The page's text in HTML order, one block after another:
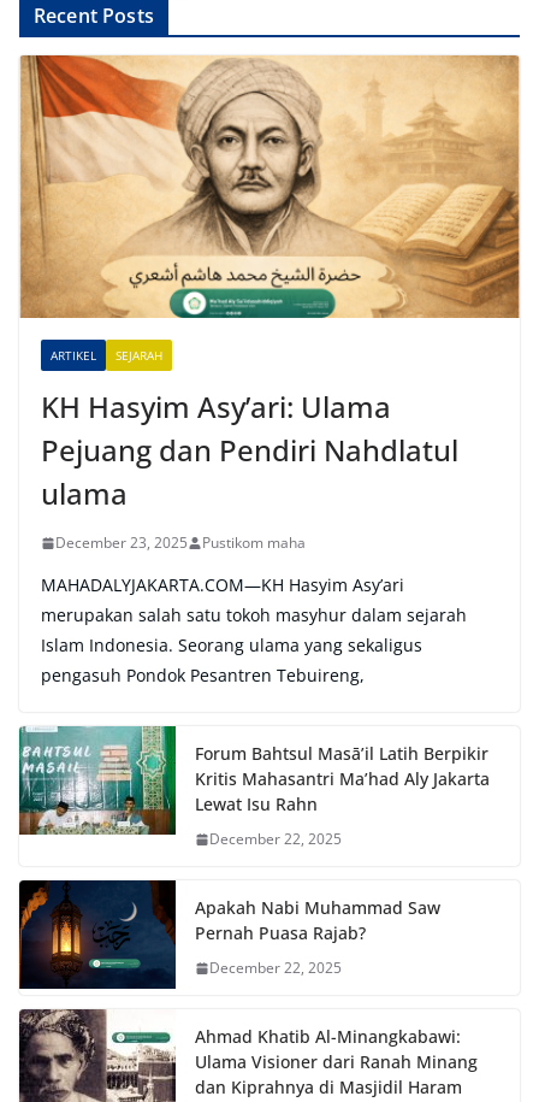
l
a
t
i
v
Recent Posts
ARTIKEL SEJARAH
KH Hasyim Asy’ari: Ulama
Pejuang dan Pendiri Nahdlatul
ulama
December 23, 2025 Pustikom maha
MAHADALYJAKARTA.COM—KH Hasyim Asy’ari
merupakan salah satu tokoh masyhur dalam sejarah
Islam Indonesia. Seorang ulama yang sekaligus
pengasuh Pondok Pesantren Tebuireng,
Forum Bahtsul Masā’il Latih Berpikir
Kritis Mahasantri Ma’had Aly Jakarta
Lewat Isu Rahn
December 22, 2025
Apakah Nabi Muhammad Saw
Pernah Puasa Rajab?
December 22, 2025
Ahmad Khatib Al-Minangkabawi:
Ulama Visioner dari Ranah Minang
dan Kiprahnya di Masjidil Haram